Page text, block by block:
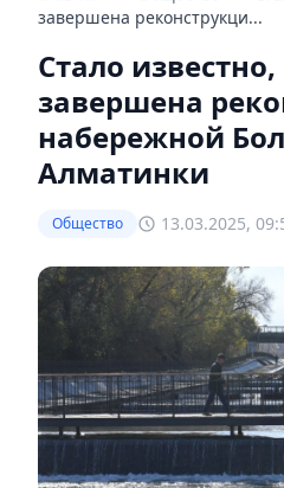
завершена реконструкци...
Стало
завершена
набережной
Алматинки
Общество 13.03.2025,